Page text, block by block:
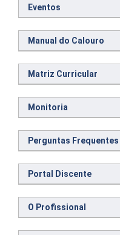
Eventos
Manual do Calouro
Matriz Curricular
Monitoria
Perguntas Frequentes
Portal Discente
O Profissional